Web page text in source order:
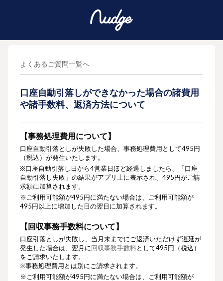
よくあるご質問一覧へ
口座自動引落しができなかった場合の諸費用
や諸手数料、返済方法について
【事務処理費用について】
口座自動引落としが失敗した場合、事務処理費用として495円
（税込）が発生いたします。
※口座自動引落し日から4営業日ほど経過しましたら、「口座
自動引落し失敗」の結果がアプリ上に表示され、495円がご請
求額に加算されます。
※ご利用可能額が495円に満たない場合は、ご利用可能額が
495円以上に増加した日の翌日に加算されます。
【回収事務手数料について】
口座引落としが失敗し、当月末までにご返済いただけず遅延が
発生した場合は、翌月に回収事務手数料として495円（税込）
をご請求いたします。
※事務処理費用とは別にご請求されます。
※ご利用可能額が495円に満たない場合は、ご利用可能額が